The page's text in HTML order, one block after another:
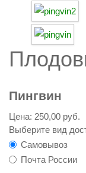
Пингвин
Цена: 250,00 руб.
Выберите вид
Самовывоз
Почта России